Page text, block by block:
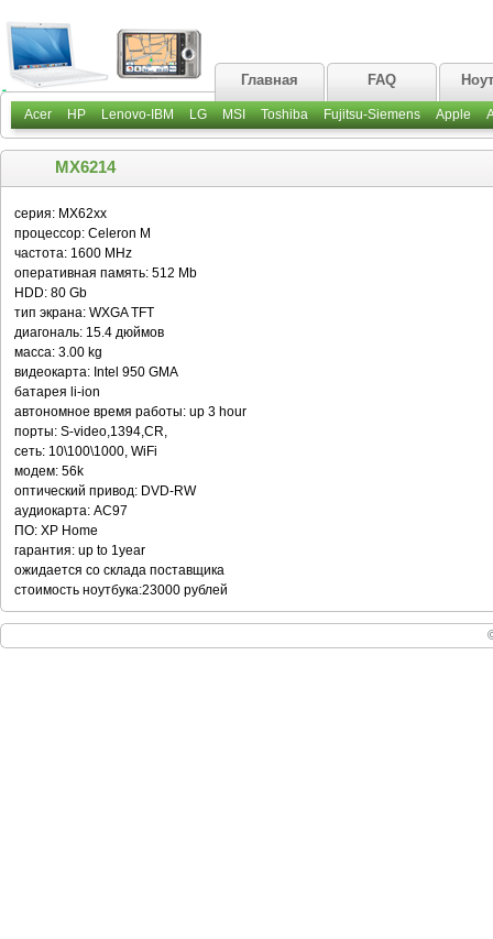
Главная FAQ
Acer HP Lenovo-IBM LG MSI Toshiba Fujitsu-Siemens Apple
MX6214
серия: MX62xx
процессор: Celeron M
частота: 1600 MHz
оперативная память: 512 Mb
HDD: 80 Gb
тип экрана: WXGA TFT
диагональ: 15.4 дюймов
масса: 3.00 kg
видеокарта: Intel 950 GMA
батарея li-ion
автономное время работы: up 3 hour
порты: S-video,1394,CR,
сеть: 10\100\1000, WiFi
модем: 56k
оптический привод: DVD-RW
аудиокарта: AC97
ПО: XP Home
гарантия: up to 1year
ожидается со склада поставщика
стоимость ноутбука:23000 рублей